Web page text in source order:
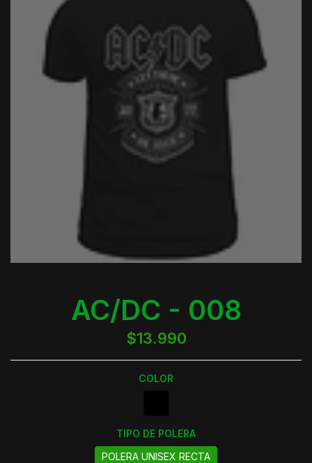
AC/DC - 008
$13.990
COLOR
TIPO DE POLERA
POLERA UNISEX RECTA